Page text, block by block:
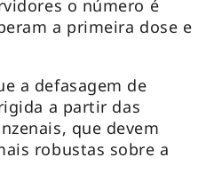
o número é
a primeira dose e
a defasagem de
a partir das
que devem
robustas sobre a